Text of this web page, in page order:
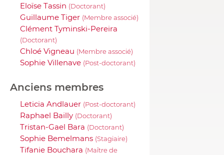
Eloïse Tassin (Doctorant)
Guillaume Tiger (Membre associé)
Clément Tyminski-Pereira
(Doctorant)
Chloé Vigneau (Membre associé)
Sophie Villenave (Post-doctorant)
Anciens membres
Leticia Andlauer (Post-doctorant)
Raphael Bailly (Doctorant)
Tristan-Gael Bara (Doctorant)
Sophie Bemelmans (Stagiaire)
Tifanie Bouchara (Maître de